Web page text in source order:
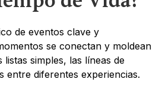
de eventos clave y
se conectan y moldean
simples, las líneas de
entre diferentes experiencias.